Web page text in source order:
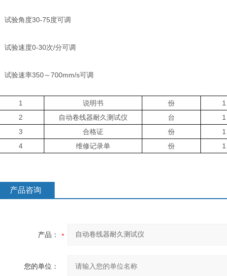
试验角度30-75度可调
试验速度0-30次/分可调
试验速率350～700mm/s可调
1 说明书 份
1
2
自动卷线器耐久测试仪 台
1
3
合格证 份
1
4
维修记录单 份 1
产品咨询
产品：
您的单位：